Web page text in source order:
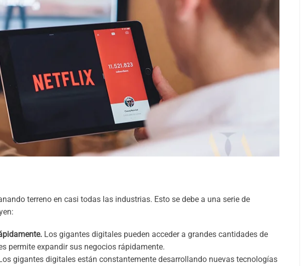
terreno en casi todas las industrias. Esto se debe a una serie de
Los gigantes digitales pueden acceder a grandes cantidades de
permite expandir sus negocios rápidamente.
gigantes digitales están constantemente desarrollando nuevas tecnologías